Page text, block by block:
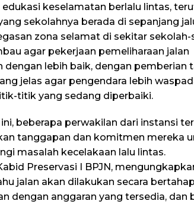
keselamatan berlalu lintas,
sekolahnya berada di sepanjang
zona selamat di sekitar sekolah-
agar pekerjaan pemeliharaan jalan
dengan lebih baik, dengan pemberian
jelas agar pengendara lebih
titik yang sedang diperbaiki.
beberapa perwakilan dari instansi
tanggapan dan komitmen mereka
masalah kecelakaan lalu lintas.
Preservasi I BPJN,
jalan akan dilakukan secara
dengan anggaran yang tersedia, dan